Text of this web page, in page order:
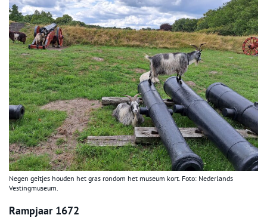
Negen geitjes houden het gras rondom het museum kort. Foto: Nederlands
Vestingmuseum.
Rampjaar 1672